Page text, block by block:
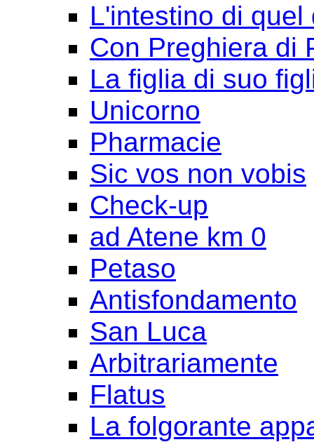
L'intestino di
Con Preghiera di
La figlia di suo
Unicorno
Pharmacie
Sic vos non vobis
Check-up
ad Atene km 0
Petaso
Antisfondamento
San Luca
Arbitrariamente
Flatus
La folgorante